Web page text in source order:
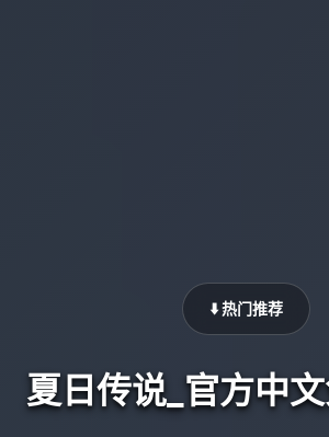
⬇️ 热门推荐
夏日传说_官方中